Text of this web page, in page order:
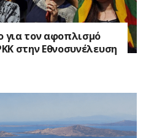
για τον αφοπλισμό
στην Εθνοσυνέλευση